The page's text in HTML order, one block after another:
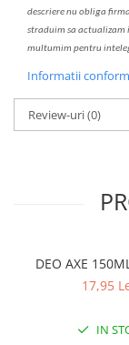
descriere nu obliga
straduim sa actualizam i
multumim pentru int
Informatii
Review-uri(0)
DEO AXE
17,95
IN